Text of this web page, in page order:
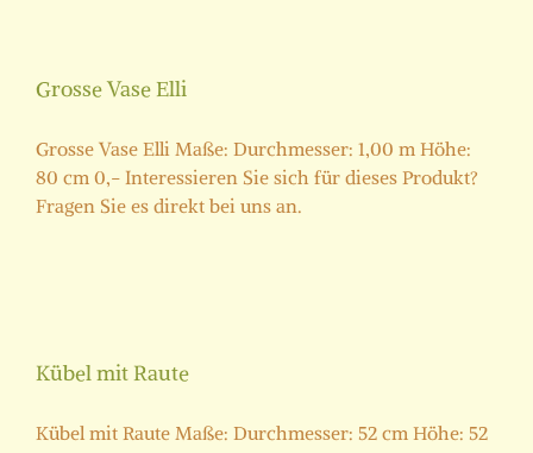
Grosse Vase Elli
Grosse Vase Elli Maße: Durchmesser: 1,00 m Höhe:
80 cm 0,- Interessieren Sie sich für dieses Produkt?
Fragen Sie es direkt bei uns an.
Kübel mit Raute
Kübel mit Raute Maße: Durchmesser: 52 cm Höhe: 52